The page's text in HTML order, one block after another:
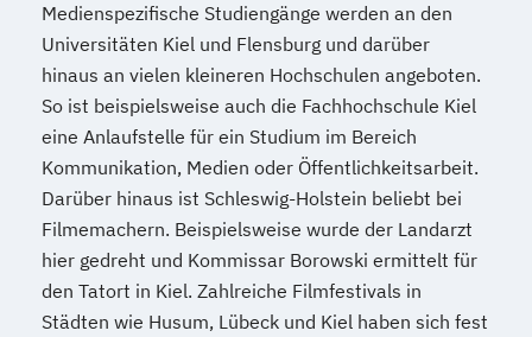
Medienspezifische Studiengänge werden an den
Universitäten Kiel und Flensburg und darüber
hinaus an vielen kleineren Hochschulen angeboten.
So ist beispielsweise auch die Fachhochschule Kiel
eine Anlaufstelle für ein Studium im Bereich
Kommunikation, Medien oder Öffentlichkeitsarbeit.
Darüber hinaus ist Schleswig-Holstein beliebt bei
Filmemachern. Beispielsweise wurde der Landarzt
hier gedreht und Kommissar Borowski ermittelt für
den Tatort in Kiel. Zahlreiche Filmfestivals in
Städten wie Husum, Lübeck und Kiel haben sich fest